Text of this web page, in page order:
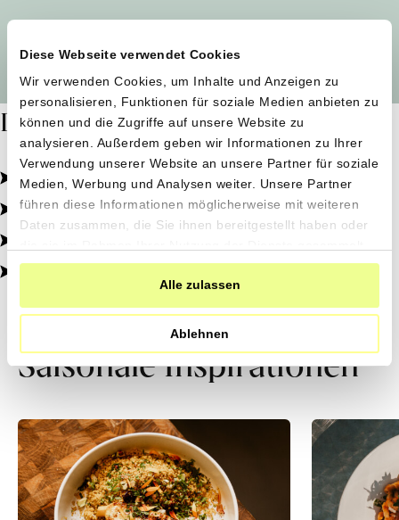
Diese Webseite verwendet Cookies
Wir verwenden Cookies, um Inhalte und Anzeigen zu
personalisieren, Funktionen für soziale Medien anbieten zu
können und die Zugriffe auf unsere Website zu
analysieren. Außerdem geben wir Informationen zu Ihrer
Verwendung unserer Website an unsere Partner für soziale
Medien, Werbung und Analysen weiter. Unsere Partner
führen diese Informationen möglicherweise mit weiteren
Daten zusammen, die Sie ihnen bereitgestellt haben oder
haben.
Alle zulassen
Ablehnen
Dafür stehen wir
Pestizidfrei angebaut, schonend verarbeitet.
Natürliche Zutaten, echter Geschmack.
Von kleinen Höfen, direkt zu dir.
100% transparent, 0% Zusatzstoffe.
Saisonale Inspirationen